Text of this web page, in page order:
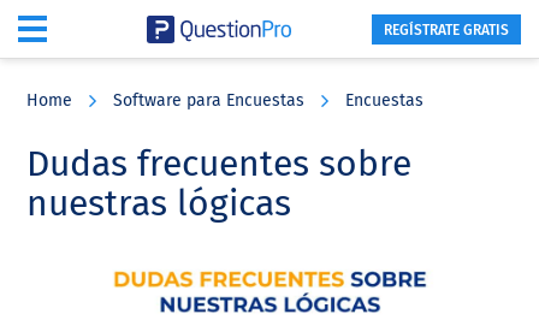
content
sidebar
REGÍSTRATE GRATIS
Home Software para Encuestas Encuestas
Dudas frecuentes sobre
nuestras lógicas